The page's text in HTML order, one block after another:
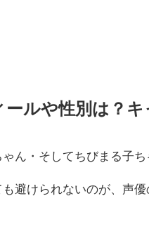
ルや性別は？キ
ん・そしてちびまる子ち
避けられないのが、声優